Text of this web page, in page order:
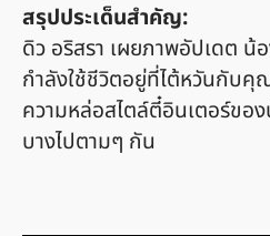
สรุปประเด็นสำคัญ:
ดิว อริสรา เผยภาพอัปเดต น้
กำลังใช้ชีวิตอยู่ที่ไต้หวันกับคุ
ความหล่อสไตล์ตี๋อินเตอร์ขอ
บางไปตามๆ กัน